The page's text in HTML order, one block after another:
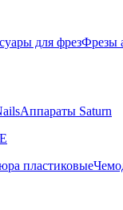
для фрезФрезы
Аппараты Saturn
пластиковые